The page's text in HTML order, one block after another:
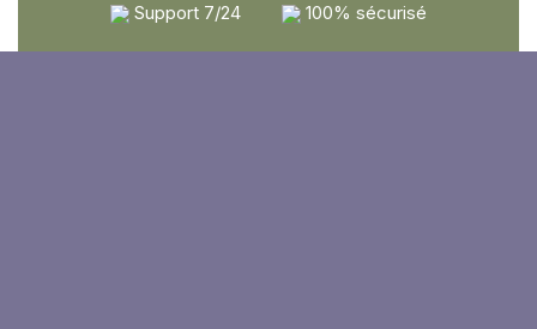
Support 7/24
100% sécurisé